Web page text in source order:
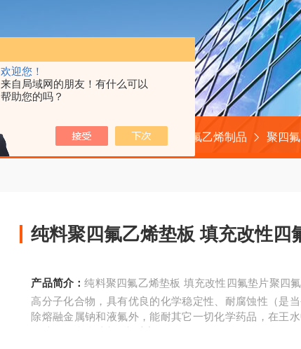
欢迎您！
来自局域网的朋友！有什么可以
帮助您的吗？
首页 产品中心 聚四氟乙烯制品 聚四
纯料聚四氟乙烯垫板 填充改性四
产品简介：纯料聚四氟乙烯垫板 填充改性四氟垫片聚四
高分子化合物，具有优良的化学稳定性、耐腐蚀性（是
除熔融金属钠和液氟外，能耐其它一切化学药品，在王